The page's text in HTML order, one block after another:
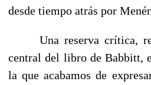
desde tiempo atrás por
Una reserva crítica,
central del libro de Babbitt,
la que acabamos de